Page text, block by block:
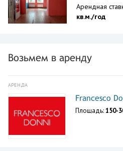
Арендная
кв.м./год
Возьмем в аренду
АРЕНДА
Francesco
Площадь:150-